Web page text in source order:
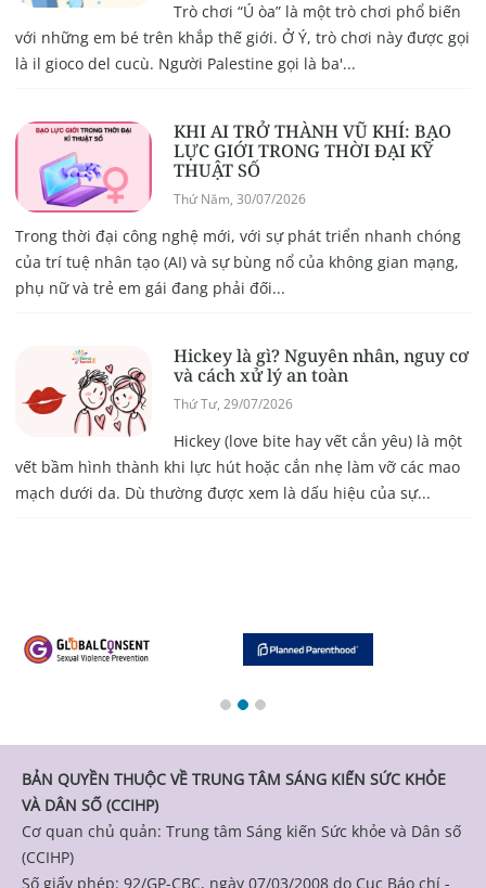
Trò chơi “Ú òa” là một trò chơi phổ biến
với những em bé trên khắp thế giới. Ở Ý, trò chơi này được gọi
là il gioco del cucù. Người Palestine gọi là ba'...
KHI AI TRỞ THÀNH VŨ KHÍ: BẠO
LỰC GIỚI TRONG THỜI ĐẠI KỸ
THUẬT SỐ
Thứ Năm, 30/07/2026
Trong thời đại công nghệ mới, với sự phát triển nhanh chóng
của trí tuệ nhân tạo (AI) và sự bùng nổ của không gian mạng,
phụ nữ và trẻ em gái đang phải đối...
Hickey là gì? Nguyên nhân, nguy cơ
và cách xử lý an toàn
Thứ Tư, 29/07/2026
Hickey (love bite hay vết cắn yêu) là một
vết bầm hình thành khi lực hút hoặc cắn nhẹ làm vỡ các mao
mạch dưới da. Dù thường được xem là dấu hiệu của sự...
BẢN QUYỀN THUỘC VỀ TRUNG TÂM SÁNG KIẾN SỨC KHỎE
VÀ DÂN SỐ (CCIHP)
Cơ quan chủ quản: Trung tâm Sáng kiến Sức khỏe và Dân số
(CCIHP)
Số giấy phép: 92/GP-CBC, ngày 07/03/2008 do Cục Báo chí -